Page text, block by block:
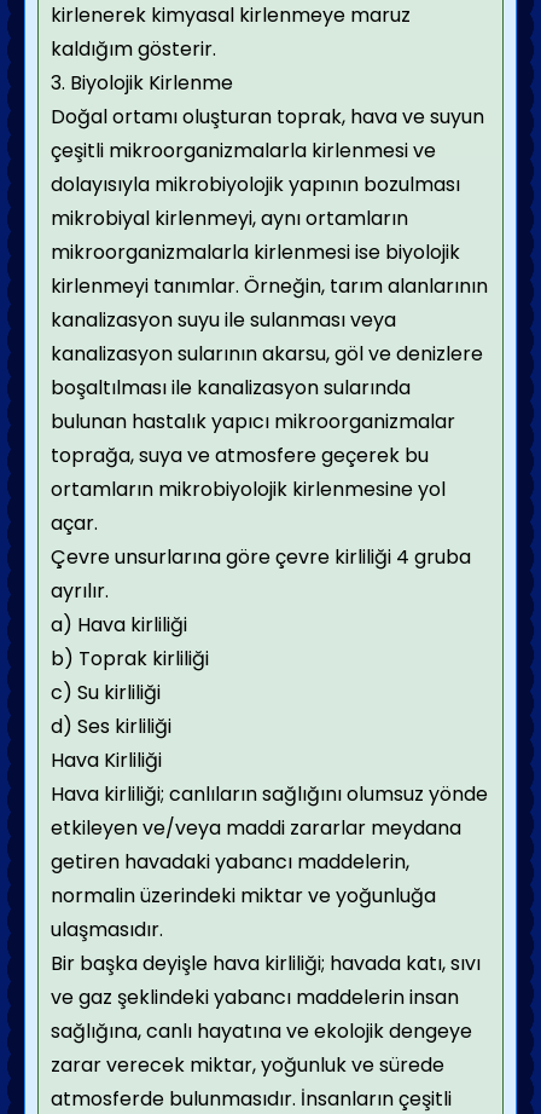
kirlenerek kimyasal kirlenmeye maruz
kaldığım gösterir.
3. Biyolojik Kirlenme
Doğal ortamı oluşturan toprak, hava ve suyun
çeşitli mikroorganizmalarla kirlenmesi ve
dolayısıyla mikrobiyolojik yapının bozulması
mikrobiyal kirlenmeyi, aynı ortamların
mikroorganizmalarla kirlenmesi ise biyolojik
kirlenmeyi tanımlar. Örneğin, tarım alanlarının
kanalizasyon suyu ile sulanması veya
kanalizasyon sularının akarsu, göl ve denizlere
boşaltılması ile kanalizasyon sularında
bulunan hastalık yapıcı mikroorganizmalar
toprağa, suya ve atmosfere geçerek bu
ortamların mikrobiyolojik kirlenmesine yol
açar.
Çevre unsurlarına göre çevre kirliliği 4 gruba
ayrılır.
a) Hava kirliliği
b) Toprak kirliliği
c) Su kirliliği
d) Ses kirliliği
Hava Kirliliği
Hava kirliliği; canlıların sağlığını olumsuz yönde
etkileyen ve/veya maddi zararlar meydana
getiren havadaki yabancı maddelerin,
normalin üzerindeki miktar ve yoğunluğa
ulaşmasıdır.
Bir başka deyişle hava kirliliği; havada katı, sıvı
ve gaz şeklindeki yabancı maddelerin insan
sağlığına, canlı hayatına ve ekolojik dengeye
zarar verecek miktar, yoğunluk ve sürede
atmosferde bulunmasıdır. İnsanların çeşitli